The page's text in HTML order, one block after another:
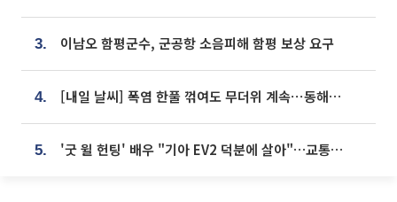
3. 이남오 함평군수, 군공항 소음피해 함평 보상 요구
4. [내일 날씨] 폭염 한풀 꺾여도 무더위 계속⋯동해안 이틀 연속 비
5. '굿 윌 헌팅' 배우 "기아 EV2 덕분에 살아"…교통사고 후 안전성 극찬